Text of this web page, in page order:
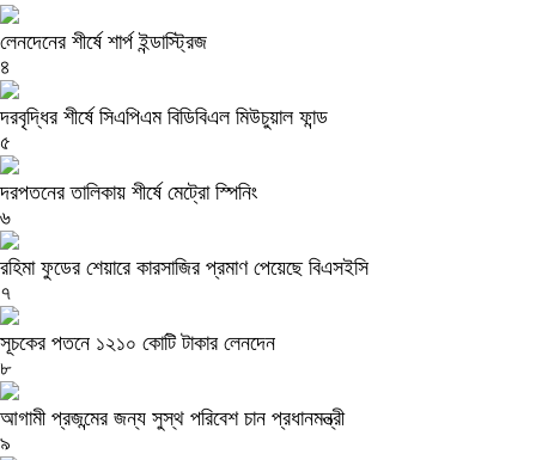
লেনদেনের শীর্ষে শার্প ইন্ডাস্ট্রিজ
৪
দরবৃদ্ধির শীর্ষে সিএপিএম বিডিবিএল মিউচুয়াল ফান্ড
৫
দরপতনের তালিকায় শীর্ষে মেট্রো স্পিনিং
৬
রহিমা ফুডের শেয়ারে কারসাজির প্রমাণ পেয়েছে বিএসইসি
৭
সূচকের পতনে ১২১০ কোটি টাকার লেনদেন
৮
আগামী প্রজন্মের জন্য সুস্থ পরিবেশ চান প্রধানমন্ত্রী
৯